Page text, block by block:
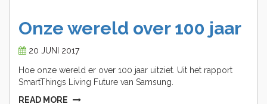
Onze wereld over 100 jaar
20 JUNI 2017
Hoe onze wereld er over 100 jaar uitziet. Uit het rapport
SmartThings Living Future van Samsung.
READ MORE